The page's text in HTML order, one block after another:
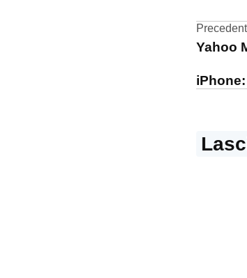
Store
gioco
Yahoo